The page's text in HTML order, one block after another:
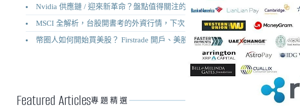
Nvidia 供應鏈 / 迎來新革命？盤點值得關注的二十家供應鏈企業
MSCI 全解析，台股開書考的外資行情，下次調整你準備好了嗎？
幣圈人如何開始買美股？ Firstrade 開戶、美股交易機制完整教學
Featured Articles專題精選